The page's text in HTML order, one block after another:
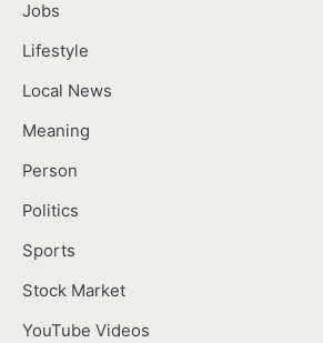
Jobs
Lifestyle
Local News
Meaning
Person
Politics
Sports
Stock Market
YouTube Videos